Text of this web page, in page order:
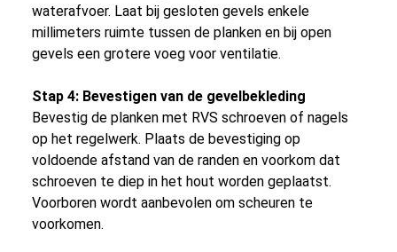
waterafvoer. Laat bij gesloten gevels enkele
millimeters ruimte tussen de planken en bij open
gevels een grotere voeg voor ventilatie.
Stap 4: Bevestigen van de gevelbekleding
Bevestig de planken met RVS schroeven of nagels
op het regelwerk. Plaats de bevestiging op
voldoende afstand van de randen en voorkom dat
schroeven te diep in het hout worden geplaatst.
Voorboren wordt aanbevolen om scheuren te
voorkomen.